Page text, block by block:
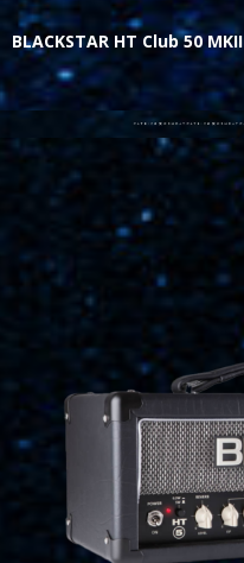
BLACKSTAR HT Club 50 MKII